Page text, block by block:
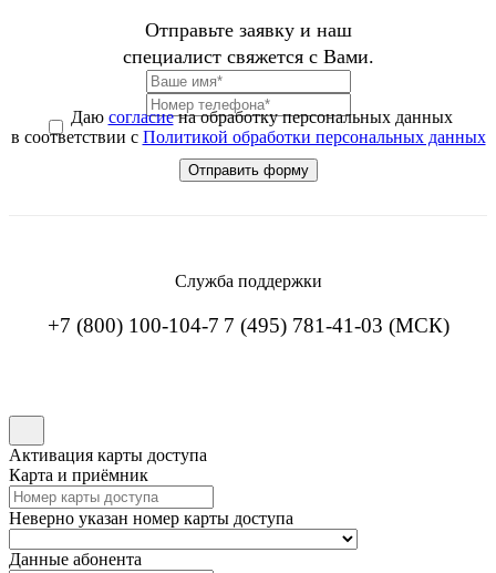
Отправьте заявку и наш
специалист свяжется с Вами.
Даю согласиена обработку персональных данных
в соответствии с Политикой обработки персональных данных
Служба поддержки
+7 (800) 100-104-7 7 (495) 781-41-03 (МСК)
Активация карты доступа
Карта и приёмник
Неверно указан номер карты доступа
Данные абонента